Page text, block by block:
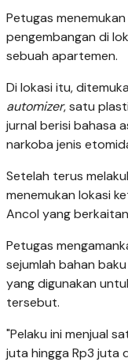
Petugas
pengembangan di
sebuah apartemen.
Di lokasi itu,
automizer, satu
jurnal berisi bahasa
narkoba jenis
Setelah terus
menemukan lokasi
Ancol yang
Petugas
sejumlah bahan
yang digunakan
tersebut.
"Pelaku ini menjual
juta hingga Rp3 juta